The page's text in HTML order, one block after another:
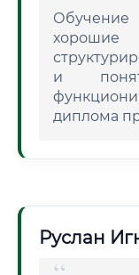
Обучение
хорошие
и
диплома
Руслан